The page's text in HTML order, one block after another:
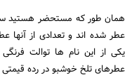
همان طور که مستحضر هستید
عطر شده اند و تعدادی از آنها
یکی از این نام ها توالت
عطرهای تلخ خوشبو در رده